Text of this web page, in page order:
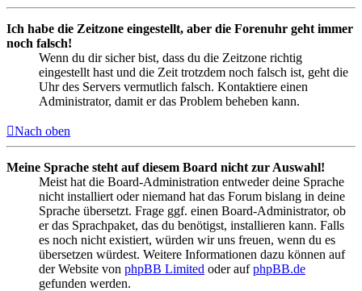
Ich habe die Zeitzone eingestellt, aber die Forenuhr geht immer
noch falsch!
Wenn du dir sicher bist, dass du die Zeitzone richtig
eingestellt hast und die Zeit trotzdem noch falsch ist, geht die
Uhr des Servers vermutlich falsch. Kontaktiere einen
Administrator, damit er das Problem beheben kann.
Nach oben
Meine Sprache steht auf diesem Board nicht zur Auswahl!
Meist hat die Board-Administration entweder deine Sprache
nicht installiert oder niemand hat das Forum bislang in deine
Sprache übersetzt. Frage ggf. einen Board-Administrator, ob
er das Sprachpaket, das du benötigst, installieren kann. Falls
es noch nicht existiert, würden wir uns freuen, wenn du es
übersetzen würdest. Weitere Informationen dazu können auf
der Website von phpBB Limited oder aufphpBB.de
gefunden werden.